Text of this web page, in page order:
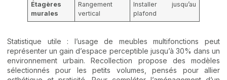
Étagères
murales
Rangement
vertical
Installer jusqu’au
plafond
Statistique utile : l’usage de meubles multifonctions peut
représenter un gain d’espace perceptible jusqu’à 30% dans un
environnement urbain. Recollection propose des modèles
sélectionnés pour les petits volumes, pensés pour allier